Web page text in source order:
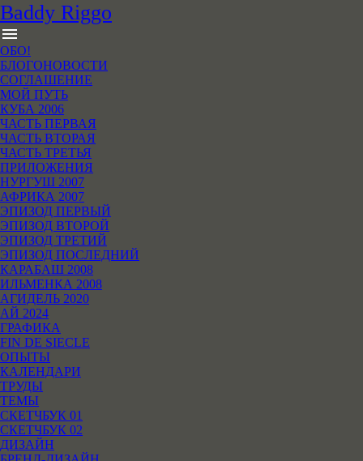
Baddy Riggo
menu
ОБО!
БЛОГОНОВОСТИ
СОГЛАШЕНИЕ
МОЙ ПУТЬ
КУБА 2006
ЧАСТЬ ПЕРВАЯ
ЧАСТЬ ВТОРАЯ
ЧАСТЬ ТРЕТЬЯ
ПРИЛОЖЕНИЯ
НУРГУШ 2007
АФРИКА 2007
ЭПИЗОД ПЕРВЫЙ
ЭПИЗОД ВТОРОЙ
ЭПИЗОД ТРЕТИЙ
ЭПИЗОД ПОСЛЕДНИЙ
КАРАБАШ 2008
ИЛЬМЕНКА 2008
АГИДЕЛЬ 2020
АЙ 2024
ГРАФИКА
FIN DE SIECLE
ОПЫТЫ
КАЛЕНДАРИ
ТРУДЫ
ТЕМЫ
СКЕТЧБУК 01
СКЕТЧБУК 02
ДИЗАЙН